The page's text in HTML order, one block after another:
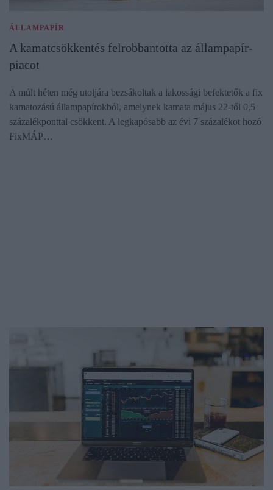
ÁLLAMPAPÍR
A kamatcsökkentés felrobbantotta az állampapír-
piacot
A múlt héten még utoljára bezsákoltak a lakossági befektetők a fix
kamatozású állampapírokból, amelynek kamata május 22-től 0,5
százalékponttal csökkent. A legkapósabb az évi 7 százalékot hozó
FixMÁP…